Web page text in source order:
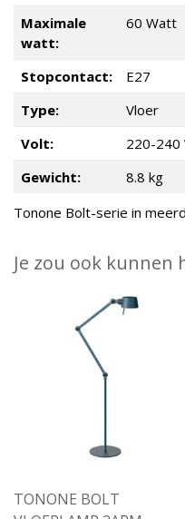
Maximale
watt:
60 Watt
Stopcontact:
E27
Type:
Vloer
Volt:
220-240
Gewicht:
8.8 kg
Tonone Bolt-serie in
Je zou ook kunnen
TONONE BOLT